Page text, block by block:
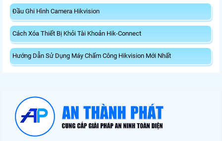
Đầu Ghi Hình Camera Hikvision
Cách Xóa Thiết Bị Khỏi Tài Khoản Hik-Connect
Hướng Dẫn Sử Dụng Máy Chấm Công Hikvision Mới Nhất